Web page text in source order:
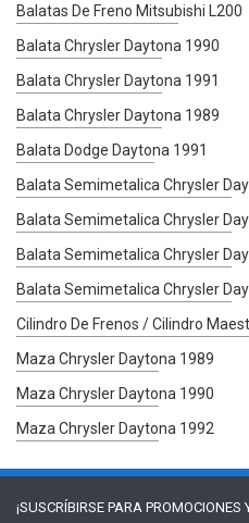
Balatas De Freno Mitsubishi L200
Balata Chrysler Daytona 1990
Balata Chrysler Daytona 1991
Balata Chrysler Daytona 1989
Balata Dodge Daytona 1991
Balata Semimetalica Chrysler
Balata Semimetalica Chrysler
Balata Semimetalica Chrysler
Balata Semimetalica Chrysler
Cilindro De Frenos / Cilindro
Maza Chrysler Daytona 1989
Maza Chrysler Daytona 1990
Maza Chrysler Daytona 1992
¡SUSCRÍBIRSE PARA PROMOCIONES